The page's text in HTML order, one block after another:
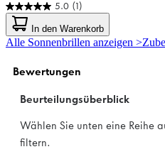
5.0 (1)
5.0
von
5
Sternen.
Bewertung
In den Warenkorb
Alle Sonnenbrillen anzeigen >